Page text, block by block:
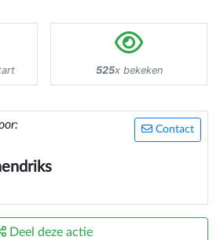
525x bekeken
Contact
Deel deze actie